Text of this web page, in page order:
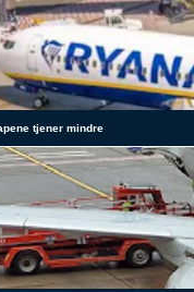
tjener mindre